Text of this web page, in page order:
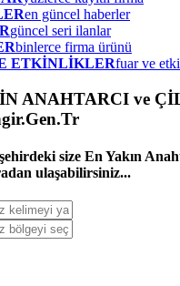
en güncel haberler
güncel seri ilanlar
binlerce firma ürünü
ETKİNLİKLERfuar ve
ANAHTARCI ve
size En Yakın
ulaşabilirsiniz...